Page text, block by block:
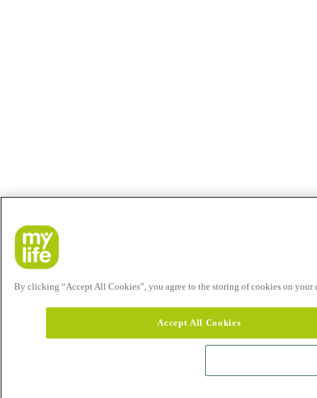
By clicking “Accept All Cookies”, you agree to the storing of cookies on your
Accept All Cookies